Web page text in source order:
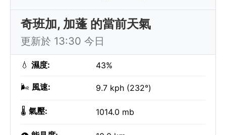
奇班加, 加蓬 的當前天氣
更新於 13:30 今日
💧 濕度: 43%
🌬️ 風速: 9.7 kph (232°)
🌡️ 氣壓: 1014.0 mb